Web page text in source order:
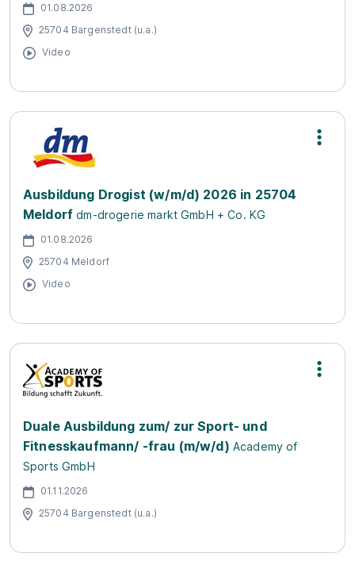
01.08.2026
25704 Bargenstedt (u.a.)
Video
Ausbildung Drogist (w/m/d) 2026 in 25704
Meldorf dm-drogerie markt GmbH + Co. KG
01.08.2026
25704 Meldorf
Video
Duale Ausbildung zum/ zur Sport- und
Fitnesskaufmann/ -frau (m/w/d) Academy of
Sports GmbH
01.11.2026
25704 Bargenstedt (u.a.)